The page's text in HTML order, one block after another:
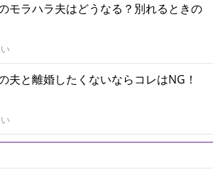
モラハラ夫はどうなる？別れるときの
夫と離婚したくないならコレはNG！